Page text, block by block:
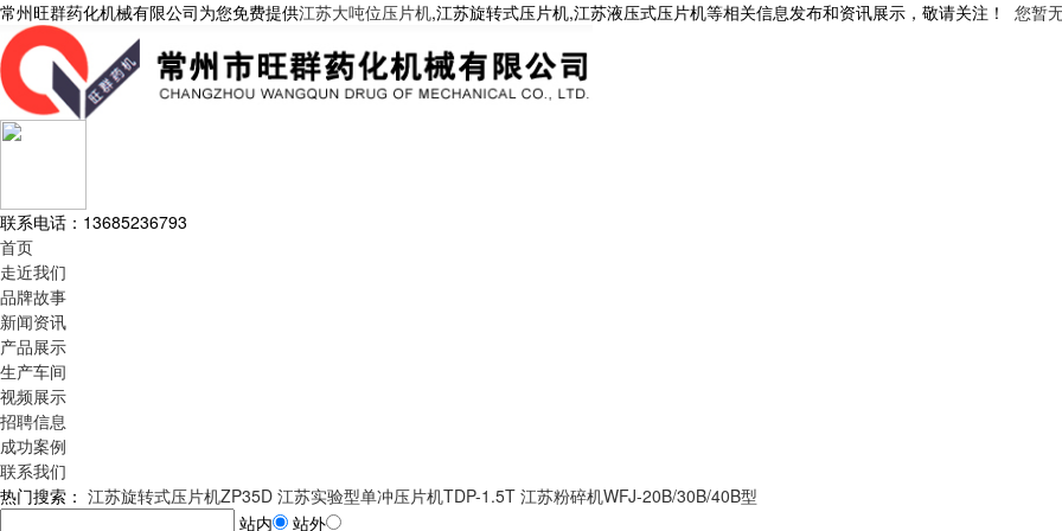
常州旺群药化机械有限公司为您免费提供江苏大吨位压片机,江苏旋转式压片机,江苏液压式压片机等相关信息发布和资讯展示，敬请关注！ 您暂
联系电话： 13685236793
首页
走近我们
品牌故事
新闻资讯
产品展示
生产车间
视频展示
招聘信息
成功案例
联系我们
热门搜索： 江苏旋转式压片机ZP35D 江苏实验型单冲压片机TDP-1.5T 江苏粉碎机WFJ-20B/30B/40B型
站内
站外